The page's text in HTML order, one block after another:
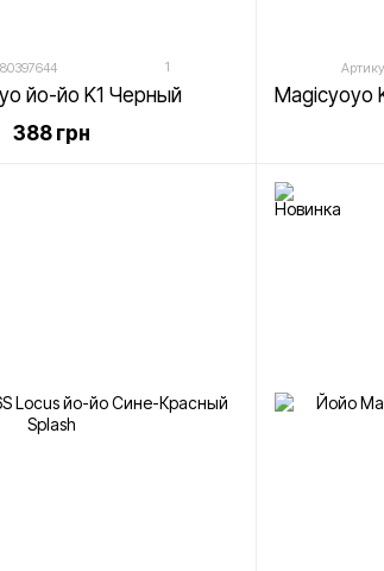
Magicyoyo
ассортименту
Magicyoyo - это
качества. Обращаясь
сообщество
1
йо-йо K1 Черный
388 грн